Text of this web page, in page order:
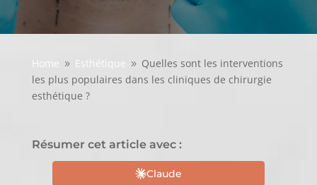
Home 9 Esthétique 9 Quelles sont les interventions
les plus populaires dans les cliniques de chirurgie
esthétique ?
Résumer cet article avec :
Claude